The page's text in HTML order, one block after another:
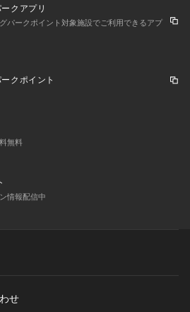
クアプリ
パークポイント対象施設でご利用できるアプ
クポイント
無料
情報配信中
せ